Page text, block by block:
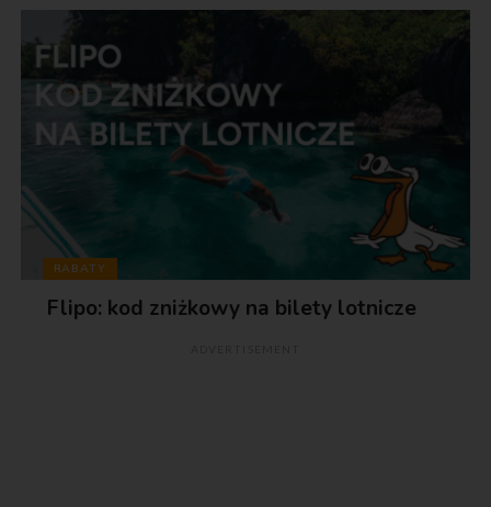
RABATY
Flipo: kod zniżkowy na bilety lotnicze